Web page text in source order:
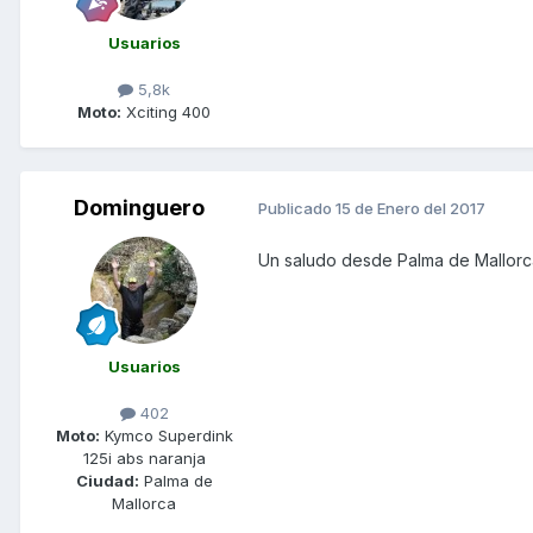
Usuarios
5,8k
Moto: Xciting 400
Dominguero
Usuarios
402
Moto: Kymco Superdink
125i abs naranja
Ciudad: Palma de
Mallorca
Publicado 15 de Enero del 2017
Un saludo desde Palma de